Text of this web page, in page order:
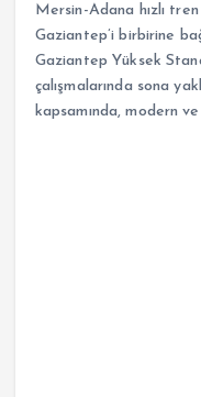
Mersin-Adana hızlı
Gaziantep’i birbirine
Gaziantep Yüksek
çalışmalarında sona
kapsamında, modern ve